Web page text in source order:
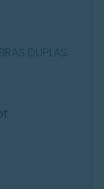
DUPLAS